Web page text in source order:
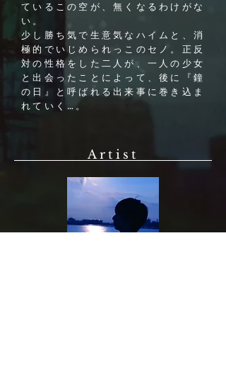
ているこの空が、無くなるわけがな
い。
少し勝ち気で生意気なハイムと、消
極的でいじめられっこのセノ。正反
対の性格をした二人が、一人の少女
と出会ったことによって、後に『鐘
の日』と呼ばれる出来事に巻き込ま
れていく…。
Artist